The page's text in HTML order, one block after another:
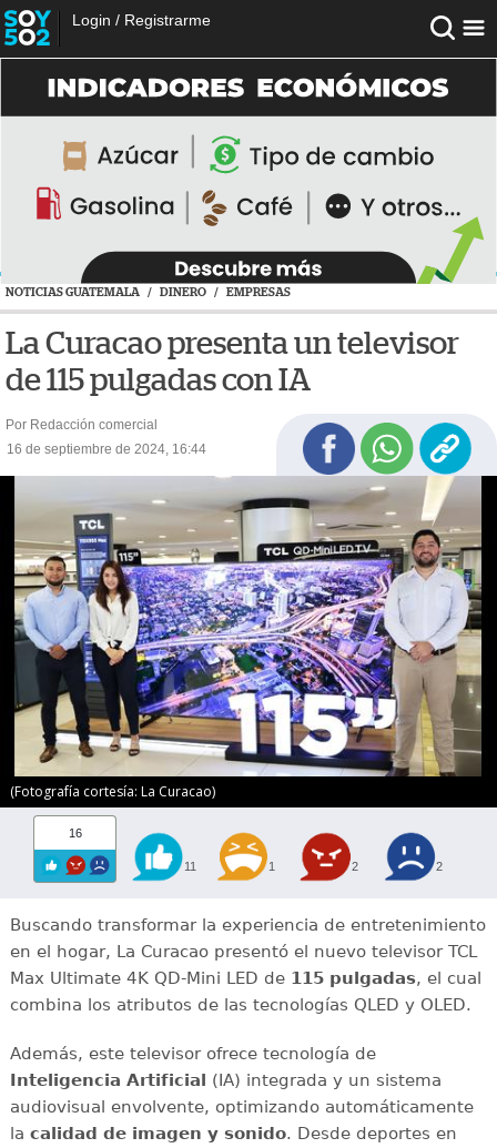
Login / Registrarme
NOTICIAS GUATEMALA / DINERO / EMPRESAS
La Curacao presenta un televisor
de 115 pulgadas con IA
Por Redacción comercial
16 de septiembre de 2024, 16:44
(Fotografía cortesía: La Curacao)
16
11 1 2 2
Buscando transformar la experiencia de entretenimiento
en el hogar, La Curacao presentó el nuevo televisor TCL
Max Ultimate 4K QD-Mini LED de 115 pulgadas, el cual
combina los atributos de las tecnologías QLED y OLED.
Además, este televisor ofrece tecnología de
Inteligencia Artificial (IA) integrada y un sistema
audiovisual envolvente, optimizando automáticamente
la calidad de imagen y sonido. Desde deportes en